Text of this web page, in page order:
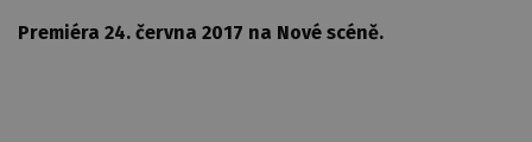
Premiéra 24. června 2017 na Nové scéně.